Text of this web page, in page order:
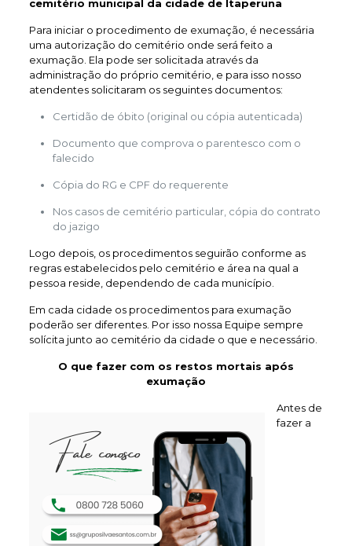
cemitério municipal da cidade de Itaperuna
Para iniciar o procedimento de exumação, é necessária
uma autorização do cemitério onde será feito a
exumação. Ela pode ser solicitada através da
administração do próprio cemitério, e para isso nosso
atendentes solicitaram os seguintes documentos:
Certidão de óbito (original ou cópia autenticada)
Documento que comprova o parentesco com o
falecido
Cópia do RG e CPF do requerente
Nos casos de cemitério particular, cópia do contrato
do jazigo
Logo depois, os procedimentos seguirão conforme as
regras estabelecidos pelo cemitério e área na qual a
pessoa reside, dependendo de cada município.
Em cada cidade os procedimentos para exumação
poderão ser diferentes. Por isso nossa Equipe sempre
solícita junto ao cemitério da cidade o que e necessário.
O que fazer com os restos mortais após
exumação
Antes de
fazer a